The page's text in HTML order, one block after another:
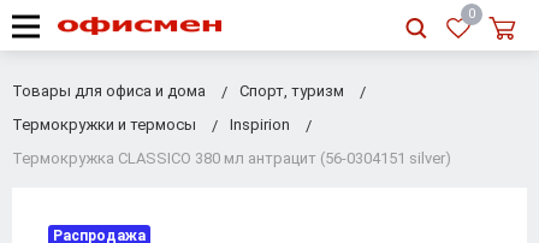
RU
0
Товары для офиса и дома
Спорт, туризм
Термокружки и термосы
Inspirion
Термокружка CLASSICO 380 мл антрацит (56-0304151 silver)
Распродажа